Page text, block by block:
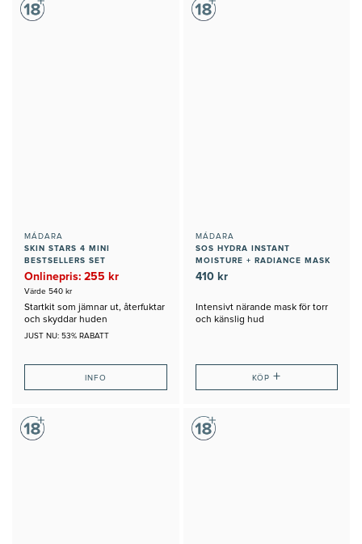
MÁDARA
SKIN STARS 4 MINI
BESTSELLERS SET
Onlinepris: 255 kr
Värde 540 kr
Startkit som jämnar ut, återfuktar
och skyddar huden
JUST NU: 53% RABATT
INFO
MÁDARA
SOS HYDRA INSTANT
MOISTURE + RADIANCE MASK
410 kr
Intensivt närande mask för torr
och känslig hud
KÖP +